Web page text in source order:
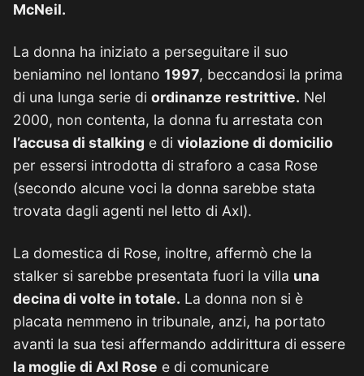
McNeil.
La donna ha iniziato a perseguitare il suo
beniamino nel lontano 1997, beccandosi la prima
di una lunga serie di ordinanze restrittive. Nel
2000, non contenta, la donna fu arrestata con
l’accusa di stalking e di violazione di domicilio
per essersi introdotta di straforo a casa Rose
(secondo alcune voci la donna sarebbe stata
trovata dagli agenti nel letto di Axl).
La domestica di Rose, inoltre, affermò che la
stalker si sarebbe presentata fuori la villa una
decina di volte in totale. La donna non si è
placata nemmeno in tribunale, anzi, ha portato
avanti la sua tesi affermando addirittura di essere
la moglie di Axl Rose e di comunicare